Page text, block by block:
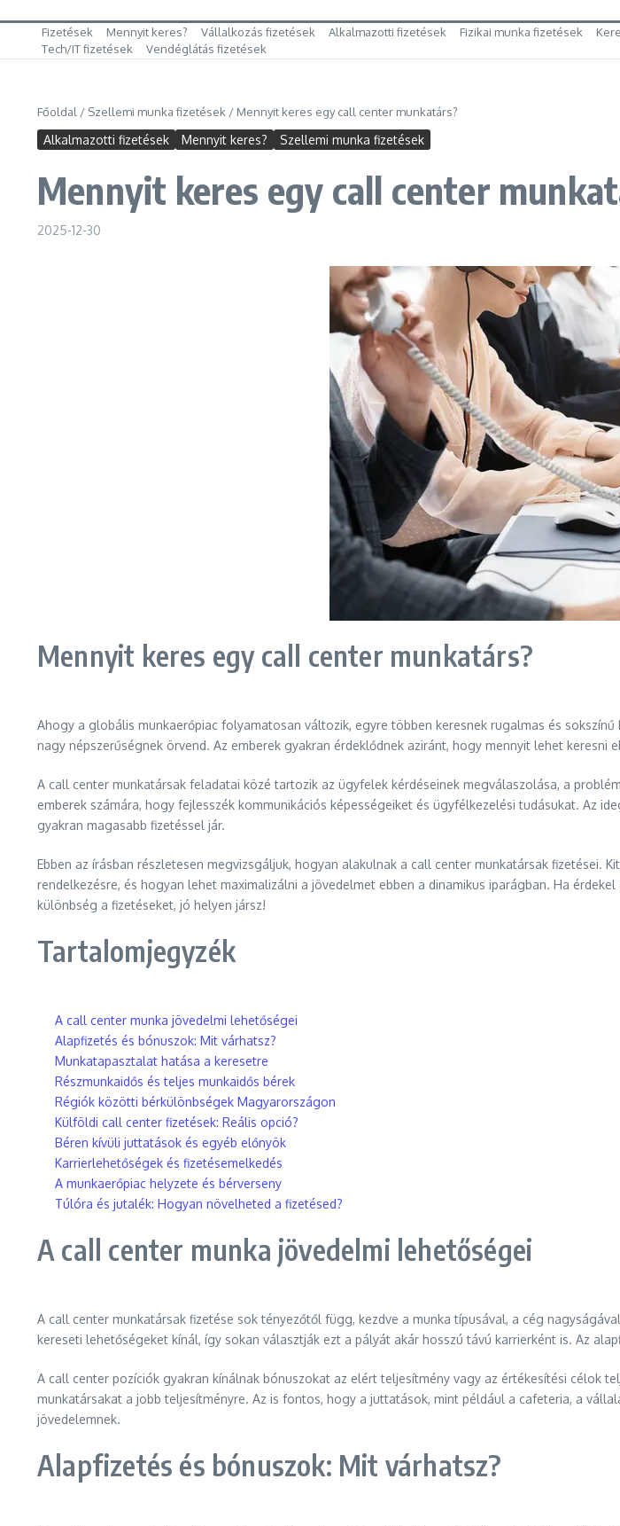
Fizetések Mennyit keres? Vállalkozás fizetések Alkalmazotti fizetések Fizikai munka fizetések
Tech/IT fizetések
Vendéglátás fizetések
Főoldal / Szellemi munka fizetések / Mennyit keres egy call center munkatárs?
Alkalmazotti fizetések Mennyit keres? Szellemi munka fizetések
Mennyit keres egy call center
2025-12-30
Mennyit keres egy call center munkatárs?
Ahogy a globális munkaerőpiac folyamatosan változik, egyre többen keresnek rugalmas és
nagy népszerűségnek örvend. Az emberek gyakran érdeklődnek aziránt, hogy mennyit lehet
A call center munkatársak feladatai közé tartozik az ügyfelek kérdéseinek megválaszolása, a
emberek számára, hogy fejlesszék kommunikációs képességeiket és ügyfélkezelési tudásukat. Az
gyakran magasabb fizetéssel jár.
Ebben az írásban részletesen megvizsgáljuk, hogyan alakulnak a call center munkatársak
rendelkezésre, és hogyan lehet maximalizálni a jövedelmet ebben a dinamikus iparágban. Ha
különbség a fizetéseket, jó helyen jársz!
Tartalomjegyzék
A call center munka jövedelmi lehetőségei
Alapfizetés és bónuszok: Mit várhatsz?
Munkatapasztalat hatása a keresetre
Részmunkaidős és teljes munkaidős bérek
Régiók közötti bérkülönbségek Magyarországon
Külföldi call center fizetések: Reális opció?
Béren kívüli juttatások és egyéb előnyök
Karrierlehetőségek és fizetésemelkedés
A munkaerőpiac helyzete és bérverseny
Túlóra és jutalék: Hogyan növelheted a fizetésed?
A call center munka jövedelmi lehetőségei
A call center munkatársak fizetése sok tényezőtől függ, kezdve a munka típusával, a cég
kereseti lehetőségeket kínál, így sokan választják ezt a pályát akár hosszú távú karrierként is. Az
A call center pozíciók gyakran kínálnak bónuszokat az elért teljesítmény vagy az értékesítési célok
munkatársakat a jobb teljesítményre. Az is fontos, hogy a juttatások, mint például a cafeteria, a
jövedelemnek.
Alapfizetés és bónuszok: Mit várhatsz?